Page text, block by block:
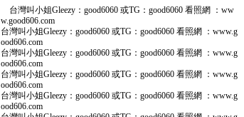
台灣叫小姐Gleezy：good6060 或TG：good6060 看照網 ：ww
w.good606.com
台灣叫小姐Gleezy：good6060 或TG：good6060 看照網 ：www.g
ood606.com
台灣叫小姐Gleezy：good6060 或TG：good6060 看照網 ：www.g
ood606.com
台灣叫小姐Gleezy：good6060 或TG：good6060 看照網 ：www.g
ood606.com
台灣叫小姐Gleezy：good6060 或TG：good6060 看照網 ：www.g
ood606.com